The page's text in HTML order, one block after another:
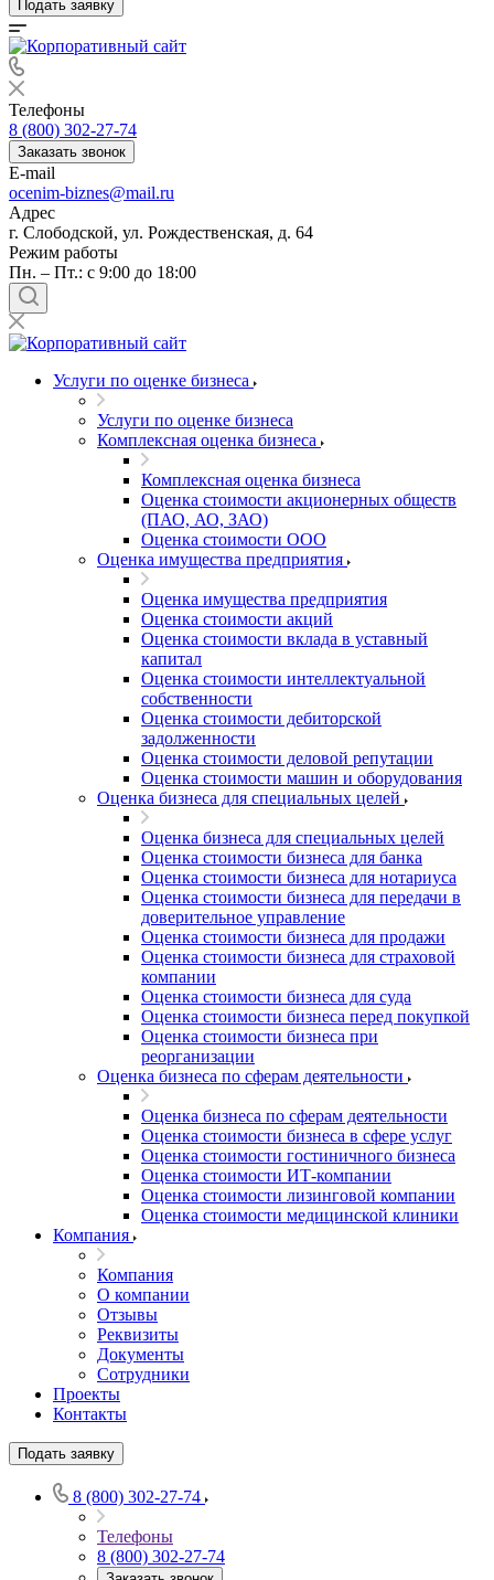
Подать заявку
Телефоны
8 (800) 302-27-74
Заказать звонок
E-mail
ocenim-biznes@mail.ru
Адрес
г. Слободской, ул. Рождественская, д. 64
Режим работы
Пн. – Пт.: с 9:00 до 18:00
Услуги по оценке бизнеса
Услуги по оценке бизнеса
Комплексная оценка бизнеса
Комплексная оценка бизнеса
Оценка стоимости акционерных обществ
(ПАО, АО, ЗАО)
Оценка стоимости ООО
Оценка имущества предприятия
Оценка имущества предприятия
Оценка стоимости акций
Оценка стоимости вклада в уставный
капитал
Оценка стоимости интеллектуальной
собственности
Оценка стоимости дебиторской
задолженности
Оценка стоимости деловой репутации
Оценка стоимости машин и оборудования
Оценка бизнеса для специальных целей
Оценка бизнеса для специальных целей
Оценка стоимости бизнеса для банка
Оценка стоимости бизнеса для нотариуса
Оценка стоимости бизнеса для передачи в
доверительное управление
Оценка стоимости бизнеса для продажи
Оценка стоимости бизнеса для страховой
компании
Оценка стоимости бизнеса для суда
Оценка стоимости бизнеса перед покупкой
Оценка стоимости бизнеса при
реорганизации
Оценка бизнеса по сферам деятельности
Оценка бизнеса по сферам деятельности
Оценка стоимости бизнеса в сфере услуг
Оценка стоимости гостиничного бизнеса
Оценка стоимости ИТ-компании
Оценка стоимости лизинговой компании
Оценка стоимости медицинской клиники
Компания
Компания
О компании
Отзывы
Реквизиты
Документы
Сотрудники
Проекты
Контакты
Подать заявку
8 (800) 302-27-74
Телефоны
8 (800) 302-27-74